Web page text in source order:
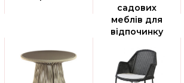
садових
меблів для
відпочинку